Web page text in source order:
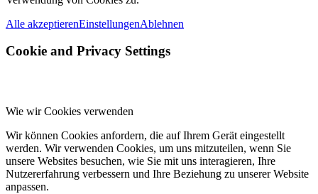
Alle akzeptierenEinstellungenAblehnen
Cookie and Privacy Settings
Wie wir Cookies verwenden
Wir können Cookies anfordern, die auf Ihrem Gerät eingestellt
werden. Wir verwenden Cookies, um uns mitzuteilen, wenn Sie
unsere Websites besuchen, wie Sie mit uns interagieren, Ihre
Nutzererfahrung verbessern und Ihre Beziehung zu unserer Website
anpassen.